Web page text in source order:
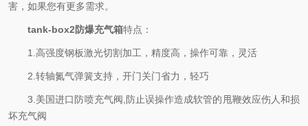
害，如果您有更多需求。
tank-box2防爆充气箱特点：
1.高强度钢板激光切割加工，精度高，操作可靠，灵活
2.转轴氮气弹簧支持，开门关门省力，轻巧
3.美国进口防喷充气阀,防止误操作造成软管的甩鞭效应伤人和损
坏充气阀